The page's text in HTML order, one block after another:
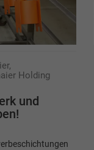
Holding
und